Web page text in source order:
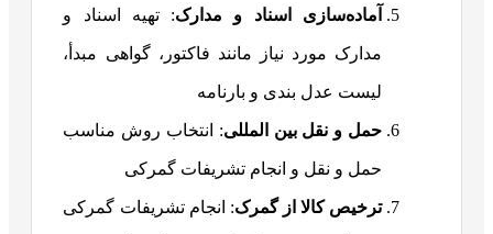
آماده‌سازی اسناد و مدارک: تهیه اسناد و
مدارک مورد نیاز مانند فاکتور، گواهی مبدأ،
لیست عدل بندی و بارنامه
حمل و نقل بین المللی: انتخاب روش مناسب
حمل و نقل و انجام تشریفات گمرکی
ترخیص کالا از گمرک: انجام تشریفات گمرکی